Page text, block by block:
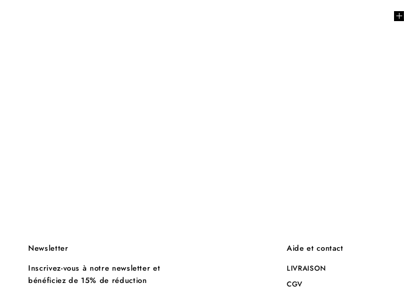
Newsletter
Inscrivez-vous à notre newsletter et
bénéficiez de 15% de réduction
Aide et contact
LIVRAISON
CGV